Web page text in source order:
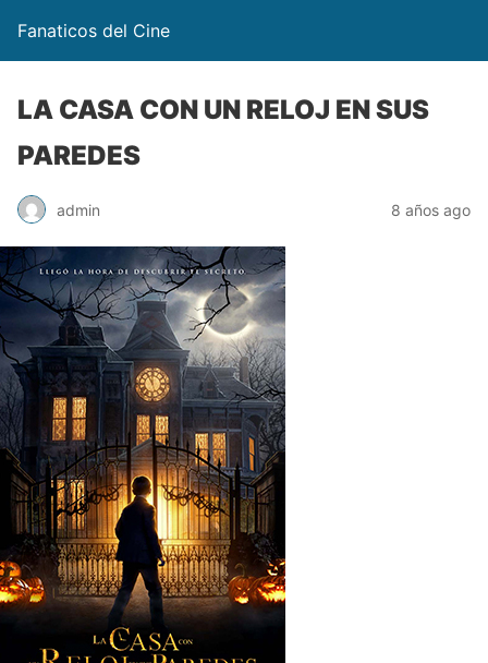
Fanaticos del Cine
LA CASA CON UN RELOJ EN SUS
PAREDES
admin 8 años ago